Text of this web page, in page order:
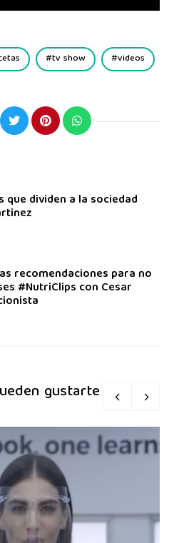
tv show videos
que dividen a la sociedad
recomendaciones para no
#NutriClips con Cesar
gustarte